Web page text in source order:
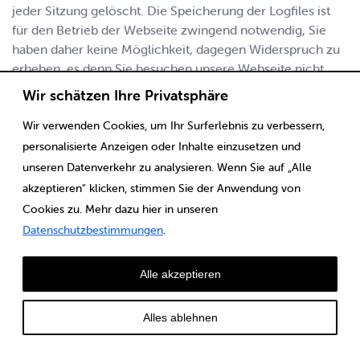
Wir schätzen Ihre Privatsphäre
Wir verwenden Cookies, um Ihr Surferlebnis zu verbessern,
personalisierte Anzeigen oder Inhalte einzusetzen und
unseren Datenverkehr zu analysieren. Wenn Sie auf „Alle
akzeptieren" klicken, stimmen Sie der Anwendung von
Cookies zu. Mehr dazu hier in unseren
Datenschutzbestimmungen
Alles ablehnen
Alle akzeptieren
jeder Sitzung gelöscht. Die Speicherung der Logfiles ist
für den Betrieb der Webseite zwingend notwendig, Sie
haben daher keine Möglichkeit, dagegen Widerspruch zu
erheben, es denn Sie besuchen unsere Webseite nicht.
Unsere Webseite verwendet Cookies. Bei Cookies handelt
dem Betriebssystem Ihres Gerätes abgelegt werden, wenn
Sie unsere Webseite aufrufen. Cookies richten auf Ihrem
Rechner keinen Schaden an und enthalten keine Viren.
Teils sind Cookies technisch notwendig, damit die
Webseite funktionieren kann. Die meisten der von uns
verwendeten Cookies sind so genannte “Session-
Cookies”. Sie werden nach Ende Ihres Besuchs
automatisch gelöscht. Andere Cookies bleiben auf Ihrem
Endgerät gespeichert, bis Sie diese löschen oder deren